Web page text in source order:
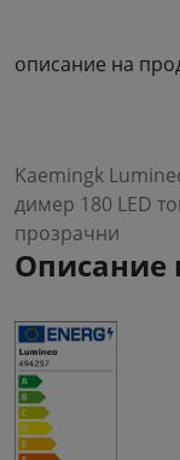
описание на
Kaemingk
димер 180 LED
прозрачни
Описание